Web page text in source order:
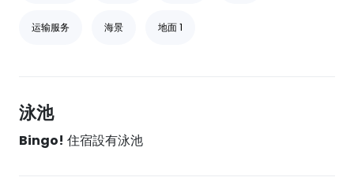
运输服务 海景 地面 1
泳池
Bingo! 住宿設有泳池